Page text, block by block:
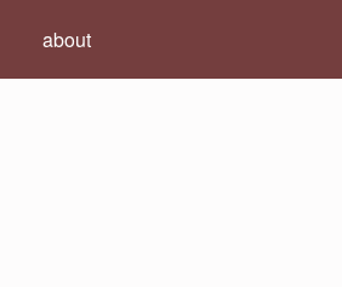
about